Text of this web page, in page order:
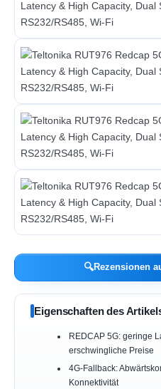
🔍Rezensionen
Eigenschaften des
REDCAP 5G: geringe
erschwingliche Preise
4G-Fallback:
Konnektivität